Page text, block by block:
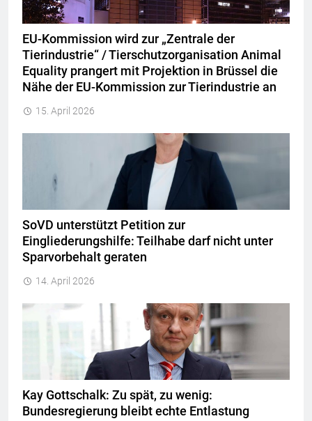
EU-Kommission wird zur „Zentrale der
Tierindustrie“ / Tierschutzorganisation Animal
Equality prangert mit Projektion in Brüssel die
Nähe der EU-Kommission zur Tierindustrie an
15. April 2026
SoVD unterstützt Petition zur
Eingliederungshilfe: Teilhabe darf nicht unter
Sparvorbehalt geraten
14. April 2026
Kay Gottschalk: Zu spät, zu wenig:
Bundesregierung bleibt echte Entlastung